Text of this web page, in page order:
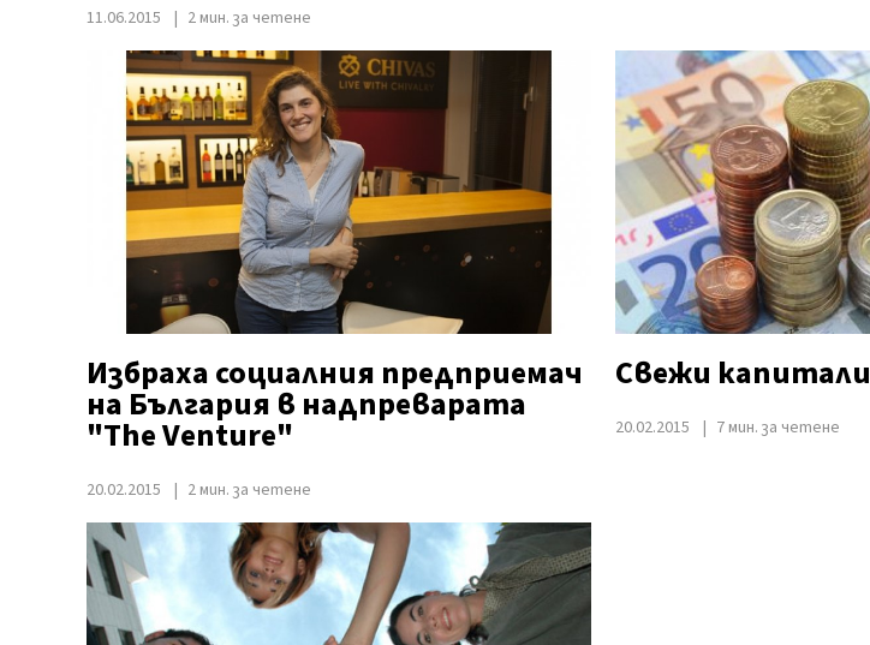
11.06.2015 2 мин. за четене
Избраха социалния предприемач
на България в надпреварата
"The Venture"
20.02.2015 2 мин. за четене
Свежи капитали
20.02.2015 7 мин. за четене